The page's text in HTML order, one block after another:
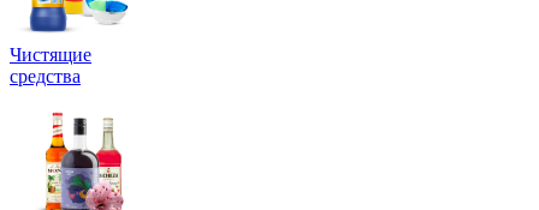
Чистящие
средства